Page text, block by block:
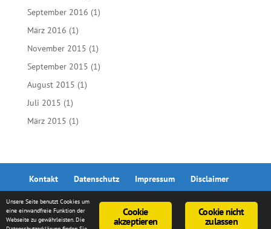
September 2016 (1)
März 2016 (1)
November 2015 (1)
September 2015 (1)
August 2015 (1)
Juli 2015 (1)
März 2015 (1)
Kontakt Datenschutz Impressum Disclaimer
Cookie nicht
zulassen
Cookie
akzeptieren
Unsere Seite benutzt Cookies um
eine einwandfreie Funktion der
Webseite zu gewährleisten. Die